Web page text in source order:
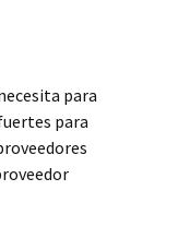
para
para